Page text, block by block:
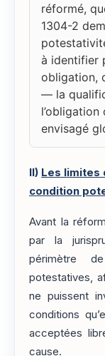
réformé,
1304-2
à identifier
obligation,
— la
envisagé
II) Les limites
condition
Avant la
par la
périmètre
potestatives,
ne puissent
conditions
acceptées
cause.